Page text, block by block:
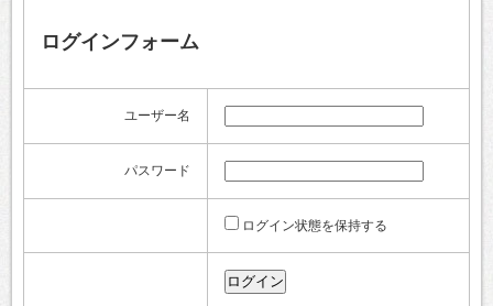
ログインフォーム
ユーザー名
パスワード
ログイン状態を保持する